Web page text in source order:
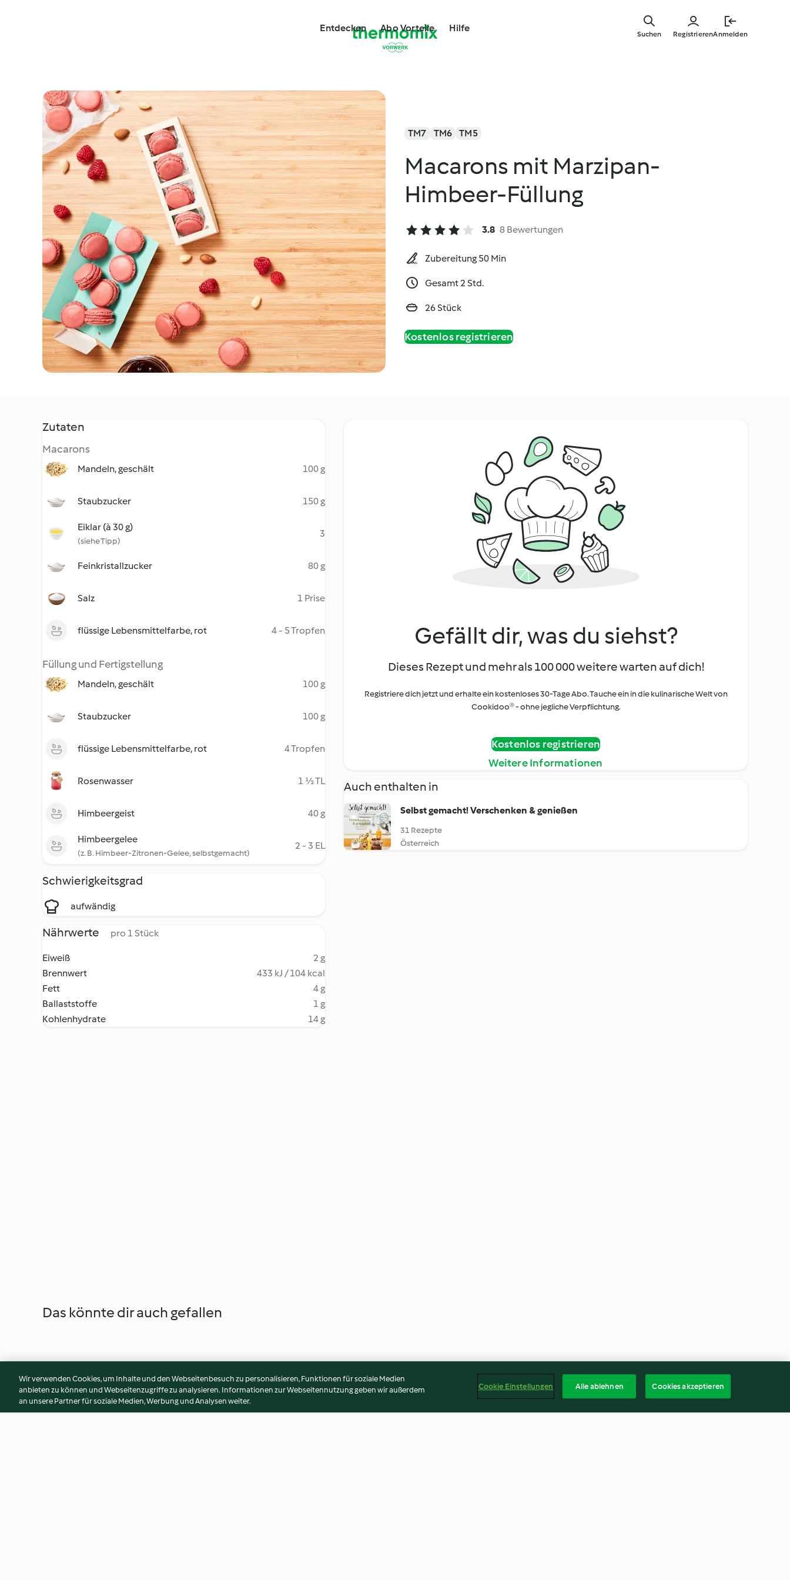
Entdecken Abo Vorteile Hilfe
RegistrierenAnmelden
Suchen
TM7 TM6 TM5
Macarons mit Marzipan-
Himbeer-Füllung
3.8 8 Bewertungen
Zubereitung 50 Min
Gesamt 2 Std.
26 Stück
Kostenlos registrieren
Zutaten
Macarons
Mandeln, geschält 100 g
Staubzucker 150 g
Eiklar (à 30 g)
(siehe Tipp)
3
Feinkristallzucker 80 g
Salz 1 Prise
flüssige Lebensmittelfarbe, rot 4 - 5 Tropfen
Füllung und Fertigstellung
Mandeln, geschält 100 g
Staubzucker 100 g
flüssige Lebensmittelfarbe, rot 4 Tropfen
Rosenwasser 1 ½ TL
Himbeergeist 40 g
Himbeergelee
(z. B. Himbeer-Zitronen-Gelee, selbstgemacht)
2 - 3 EL
Schwierigkeitsgrad
aufwändig
Nährwerte pro 1 Stück
Eiweiß
2 g
Brennwert
433 kJ / 104 kcal
Fett
4 g
Ballaststoffe
1 g
Kohlenhydrate
14 g
Gefällt dir, was du siehst?
Dieses Rezept und mehr als 100 000 weitere warten auf dich!
Registriere dich jetzt und erhalte ein kostenloses 30-Tage Abo. Tauche ein in die kulinarische Welt von
Cookidoo® - ohne jegliche Verpflichtung.
Kostenlos registrieren
Weitere Informationen
Auch enthalten in
Selbst gemacht! Verschenken & genießen
31 Rezepte
Österreich
Das könnte dir auch gefallen
Wir verwenden Cookies, um Inhalte und den Webseitenbesuch zu personalisieren, Funktionen für soziale Medien
anbieten zu können und Webseitenzugriffe zu analysieren. Informationen zur Webseitennutzung geben wir außerdem
an unsere Partner für soziale Medien, Werbung und Analysen weiter.
Cookie Einstellungen Alle ablehnen Cookies akzeptieren